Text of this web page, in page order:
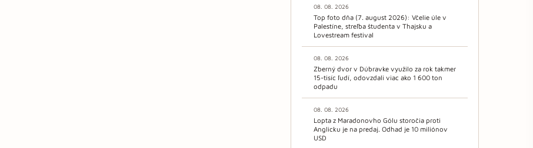
08. 08. 2026
Top foto dňa (7. august 2026): Včelie úle v
Palestíne, streľba študenta v Thajsku a
Lovestream festival
08. 08. 2026
Zberný dvor v Dúbravke využilo za rok takmer
15-tisíc ľudí, odovzdali viac ako 1 600 ton
odpadu
08. 08. 2026
Lopta z Maradonovho Gólu storočia proti
Anglicku je na predaj. Odhad je 10 miliónov
USD